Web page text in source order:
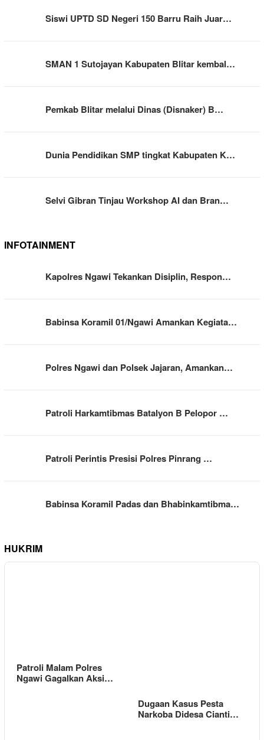
Siswi UPTD SD Negeri 150 Barru Raih Juar…
SMAN 1 Sutojayan Kabupaten Blitar kembal…
Pemkab Blitar melalui Dinas (Disnaker) B…
Dunia Pendidikan SMP tingkat Kabupaten K…
Selvi Gibran Tinjau Workshop AI dan Bran…
INFOTAINMENT
Kapolres Ngawi Tekankan Disiplin, Respon…
Babinsa Koramil 01/Ngawi Amankan Kegiata…
Polres Ngawi dan Polsek Jajaran, Amankan…
Patroli Harkamtibmas Batalyon B Pelopor …
Patroli Perintis Presisi Polres Pinrang …
Babinsa Koramil Padas dan Bhabinkamtibma…
HUKRIM
Patroli Malam Polres
Ngawi Gagalkan Aksi…
Dugaan Kasus Pesta
Narkoba Didesa Cianti…